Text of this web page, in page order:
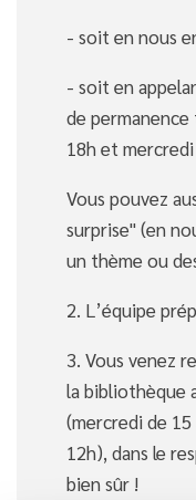
- soit en nous
- soit en
de
18h et
Vous pouvez
surprise" (en
un thème ou
2. L’équipe
3. Vous venez
la bibliothèque
(mercredi de
12h), dans le
bien sûr !